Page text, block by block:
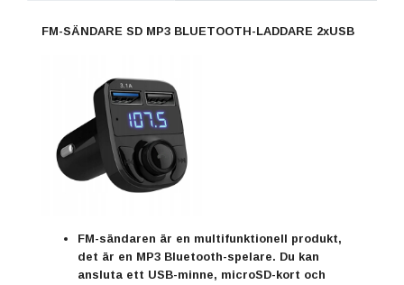
FM-SÄNDARE SD MP3 BLUETOOTH-LADDARE 2xUSB
FM-sändaren är en multifunktionell produkt,
det är en MP3 Bluetooth-spelare. Du kan
ansluta ett USB-minne, microSD-kort och